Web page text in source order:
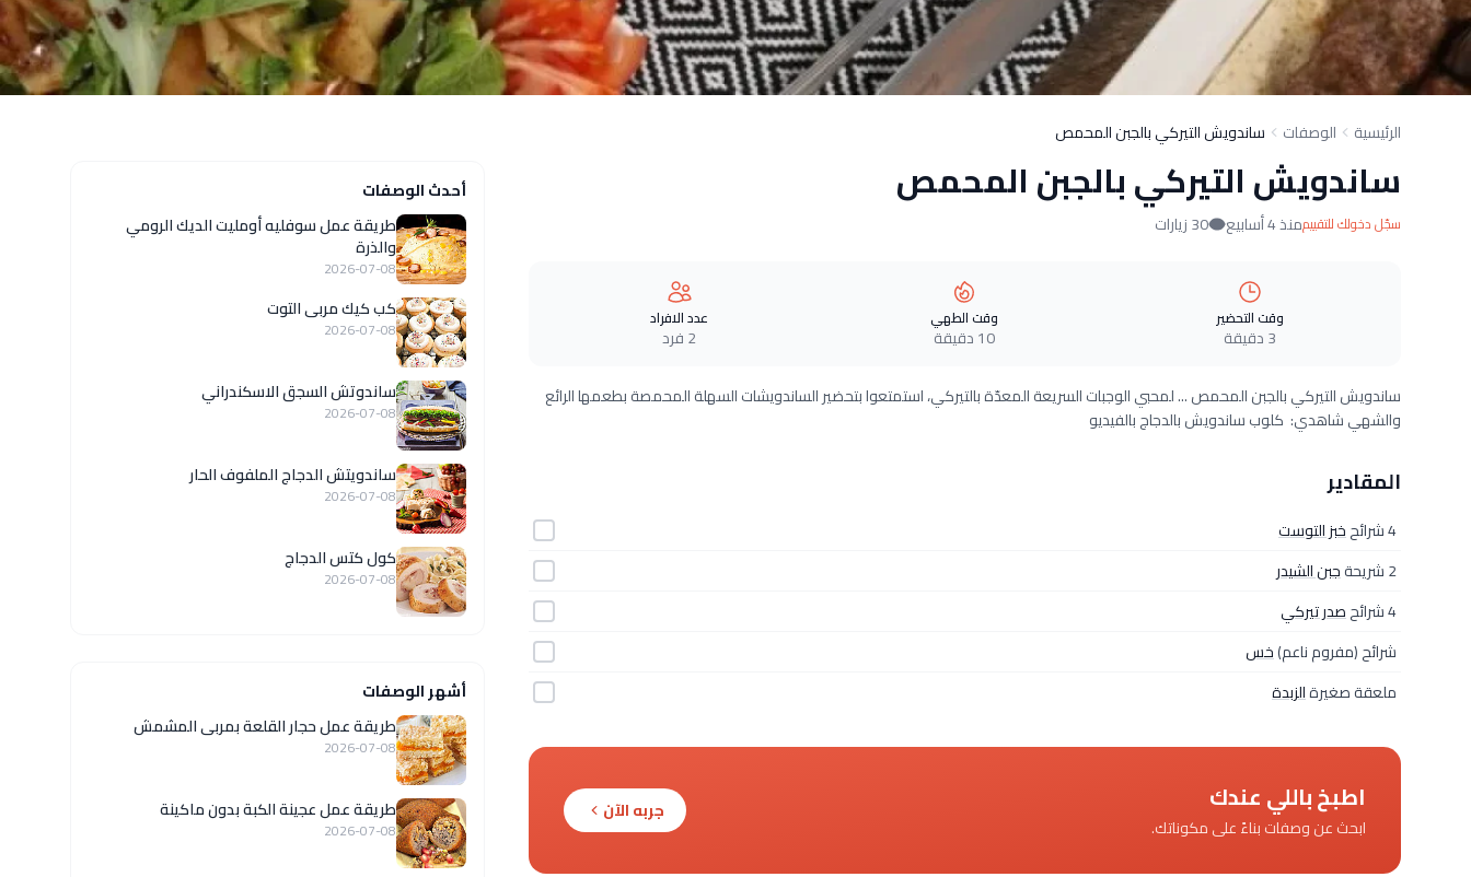
الرئيسية الوصفات ساندويش التيركي بالجبن المحمص
ساندويش التيركي بالجبن المحمص
سجّل دخولك للتقييممنذ 4 أسابيع 30 زيارات
وقت التحضير
3 دقيقة
وقت الطهي
10 دقيقة
عدد الافراد
2 فرد
ساندويش التيركي بالجبن المحمص ... لمحبي الوجبات السريعة المعدّة بالتيركي، استمتعوا بتحضير الساندويشات السهلة المحمصة بطعمها الرائع
والشهي شاهدي: كلوب ساندويش بالدجاج بالفيديو
المقادير
4 شرائح
خبز التوست
2 شريحة
جبن الشيدر
4 شرائح
صدر تيركي
شرائح (مفروم ناعم)خس
ملعقة صغيرةالزبدة
اطبخ باللي عندك
ابحث عن وصفات بناءً على مكوناتك.
جربه الآن
أحدث الوصفات
طريقة عمل سوفليه أومليت الديك الرومي
والذرة
2026-07-08
كب كيك مربى التوت
2026-07-08
ساندوتش السجق الاسكندراني
2026-07-08
ساندويتش الدجاج الملفوف الحار
2026-07-08
كول كتس الدجاج
2026-07-08
أشهر الوصفات
طريقة عمل حجار القلعة بمربى المشمش
2026-07-08
طريقة عمل عجينة الكبة بدون ماكينة
2026-07-08